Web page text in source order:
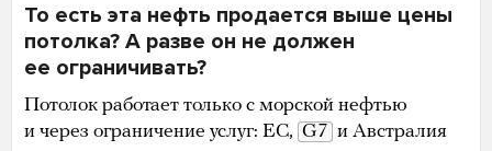
То есть эта нефть продается выше цены
потолка? А разве он не должен
ее ограничивать?
Потолок работает только с морской нефтью
и через ограничение услуг: ЕС, G7 и Австралия